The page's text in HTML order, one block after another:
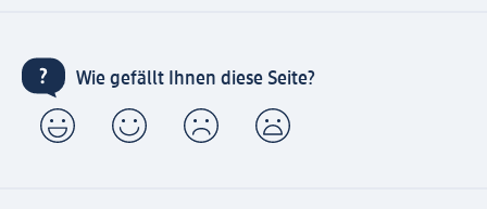
Wie gefällt Ihnen diese Seite?